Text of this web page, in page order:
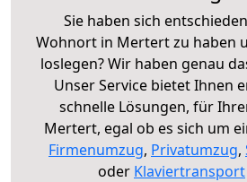
Sie haben sich
Wohnort in Mertert zu haben
loslegen? Wir haben genau
Unser Service bietet Ihnen
schnelle Lösungen, für
Mertert, egal ob es sich um
Firmenumzug, Privatumzug,
oder Klaviertransport